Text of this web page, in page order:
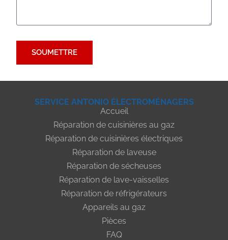
SOUMETTRE
SERVICE ANTONIO ÉLECTROMÉNAGERS
Accueil
Réparation de cuisinières au gaz
Réparation de cuisinières électriques
Réparation de laveuse
Réparation de sécheuses
Réparation de lave-vaisselles
Réparation de réfrigérateurs
Appareils au gaz
Pièces
FAQ